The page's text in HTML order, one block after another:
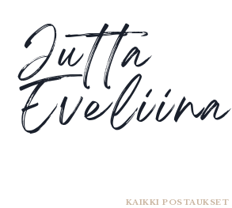
sisältöön
Jutta
Eveliina
KAIKKI POSTAUKSET